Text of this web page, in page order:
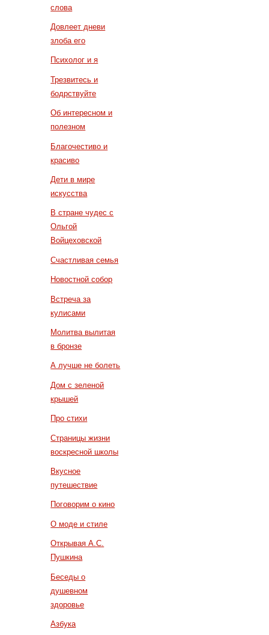
слова
Довлеет дневи
злоба его
Психолог и я
Трезвитесь и
бодрствуйте
Об интересном и
полезном
Благочестиво и
красиво
Дети в мире
искусства
В стране чудес с
Ольгой
Войцеховской
Счастливая семья
Новостной собор
Встреча за
кулисами
Молитва вылитая
в бронзе
А лучше не болеть
Дом с зеленой
крышей
Про стихи
Страницы жизни
воскресной школы
Вкусное
путешествие
Поговорим о кино
О моде и стиле
Открывая А.С.
Пушкина
Беседы о
душевном
здоровье
Азбука